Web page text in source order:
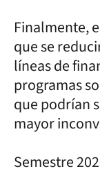
Finalmente,
que se
líneas de
programas
que podrían
mayor
Semestre